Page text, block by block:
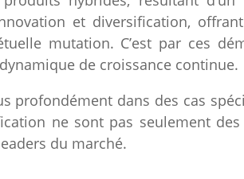
et diversification,
mutation. C’est par ces
de croissance continue.
profondément dans des cas
ne sont pas seulement
du marché.